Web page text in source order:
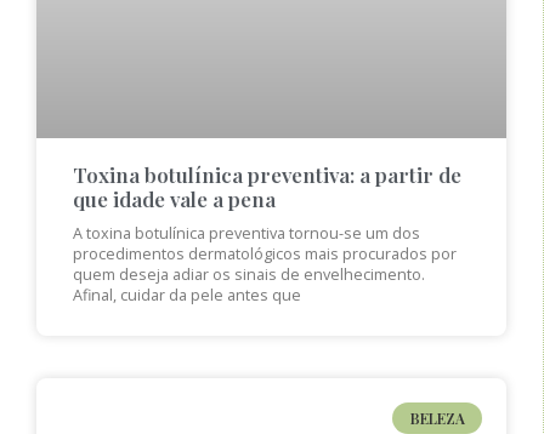
Toxina botulínica preventiva: a partir de
que idade vale a pena
A toxina botulínica preventiva tornou-se um dos
procedimentos dermatológicos mais procurados por
quem deseja adiar os sinais de envelhecimento.
Afinal, cuidar da pele antes que
BELEZA